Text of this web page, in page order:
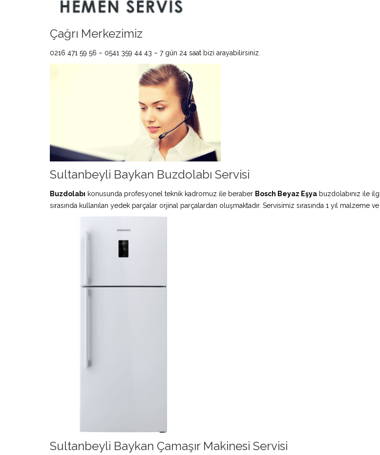
Çağrı Merkezimiz
0216 471 59 56 – 0541 359 44 43 – 7 gün 24 saat bizi arayabilirsiniz.
Sultanbeyli Baykan Buzdolabı Servisi
Buzdolabı konusunda profesyonel teknik kadromuz ile beraber Bosch Beyaz Eşya buzdolabınız ile
sırasında kullanılan yedek parçalar orjinal parçalardan oluşmaktadır. Servisimiz sırasında 1 yıl malzeme
Sultanbeyli Baykan Çamaşır Makinesi Servisi